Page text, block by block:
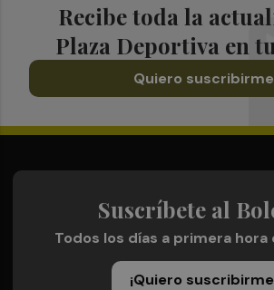
Recibe toda la
Plaza Deportiva en
Quiero suscribirme
Suscríbete al
Todos los días a primera hora
¡Quiero